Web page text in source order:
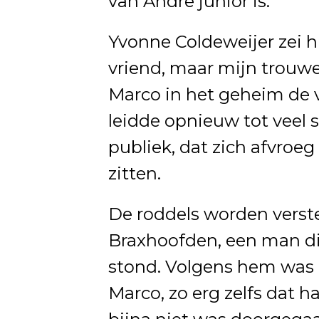
Yvonne Coldeweijer zei
vriend, maar mijn
Marco in het geheim de
leidde opnieuw tot veel
publiek, dat zich
zitten.
De roddels worden
Braxhoofden, een man
stond. Volgens hem
Marco, zo erg zelfs dat